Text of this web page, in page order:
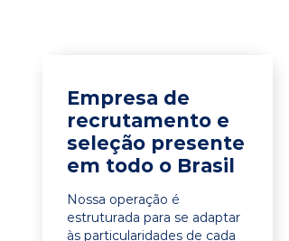
Empresa de
recrutamento e
seleção presente
em todo o Brasil
Nossa operação é
estruturada para se adaptar
às particularidades de cada